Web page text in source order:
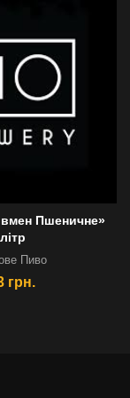
2000 ГРН.
Пшеничне»
Пиво
грн.